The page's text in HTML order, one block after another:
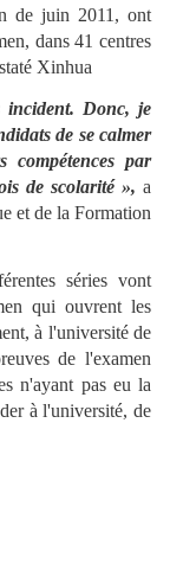
de juin 2011, ont
dans 41 centres
Xinhua
incident. Donc, je
de se calmer
compétences par
de scolarité », a
et de la Formation
séries vont
qui ouvrent les
à l'université de
de l'examen
n'ayant pas eu la
à l'université, de